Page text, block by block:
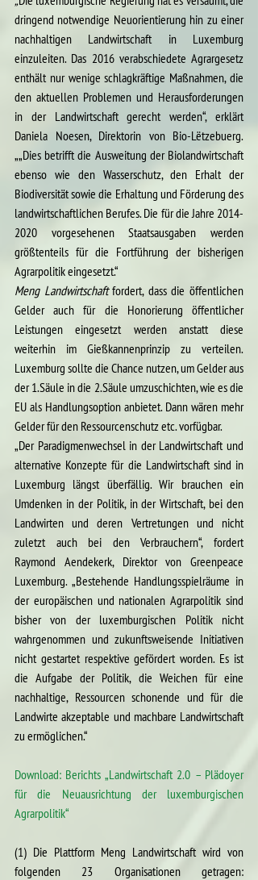
dringend notwendige Neuorientierung hin zu einer
nachhaltigen Landwirtschaft in Luxemburg
einzuleiten. Das 2016 verabschiedete Agrargesetz
enthält nur wenige schlagkräftige Maßnahmen, die
den aktuellen Problemen und Herausforderungen
in der Landwirtschaft gerecht werden“, erklärt
Daniela Noesen, Direktorin von Bio-Lëtzebuerg.
„„Dies betrifft die Ausweitung der Biolandwirtschaft
ebenso wie den Wasserschutz, den Erhalt der
Biodiversität sowie die Erhaltung und Förderung des
landwirtschaftlichen Berufes. Die für die Jahre 2014-
2020 vorgesehenen Staatsausgaben werden
größtenteils für die Fortführung der bisherigen
Agrarpolitik eingesetzt.“
Meng Landwirtschaft fordert, dass die öffentlichen
Gelder auch für die Honorierung öffentlicher
Leistungen eingesetzt werden anstatt diese
weiterhin im Gießkannenprinzip zu verteilen.
Luxemburg sollte die Chance nutzen, um Gelder aus
der 1.Säule in die 2.Säule umzuschichten, wie es die
EU als Handlungsoption anbietet. Dann wären mehr
Gelder für den Ressourcenschutz etc. vorfügbar.
„Der Paradigmenwechsel in der Landwirtschaft und
alternative Konzepte für die Landwirtschaft sind in
Luxemburg längst überfällig. Wir brauchen ein
Umdenken in der Politik, in der Wirtschaft, bei den
Landwirten und deren Vertretungen und nicht
zuletzt auch bei den Verbrauchern“, fordert
Raymond Aendekerk, Direktor von Greenpeace
Luxemburg. „Bestehende Handlungsspielräume in
der europäischen und nationalen Agrarpolitik sind
bisher von der luxemburgischen Politik nicht
wahrgenommen und zukunftsweisende Initiativen
nicht gestartet respektive gefördert worden. Es ist
die Aufgabe der Politik, die Weichen für eine
nachhaltige, Ressourcen schonende und für die
Landwirte akzeptable und machbare Landwirtschaft
zu ermöglichen.“
Download: Berichts „Landwirtschaft 2.0 – Plädoyer
für die Neuausrichtung der luxemburgischen
Agrarpolitik“
(1) Die Plattform Meng Landwirtschaft wird von
folgenden 23 Organisationen getragen: